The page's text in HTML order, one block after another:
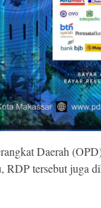
Daerah
tersebut juga